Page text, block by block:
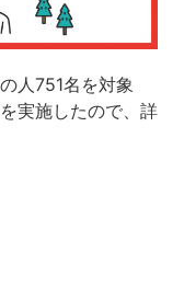
人751名を対象
実施したので、詳